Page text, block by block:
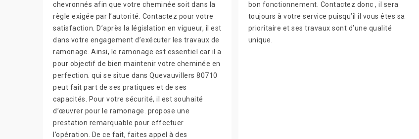
chevronnés afin que votre cheminée soit dans la
règle exigée par l’autorité. Contactez pour votre
satisfaction. D’après la législation en vigueur, il est
dans votre engagement d’exécuter les travaux de
ramonage. Ainsi, le ramonage est essentiel car il a
pour objectif de bien maintenir votre cheminée en
perfection. qui se situe dans Quevauvillers 80710
peut fait part de ses pratiques et de ses
capacités. Pour votre sécurité, il est souhaité
d’œuvrer pour le ramonage. propose une
prestation remarquable pour effectuer
l’opération. De ce fait, faites appel à des
bon fonctionnement. Contactez donc , il sera
toujours à votre service puisqu’il il vous êtes sa
prioritaire et ses travaux sont d’une qualité
unique.